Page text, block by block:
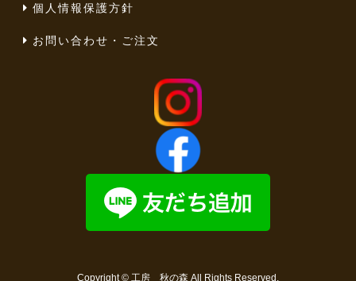
個人情報保護方針
お問い合わせ・ご注文
Copyright © 工房 秋の森 All Rights Reserved.